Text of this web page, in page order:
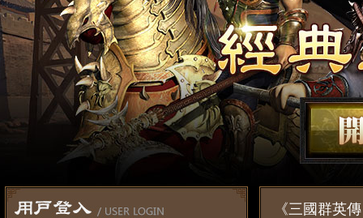
《三國群英